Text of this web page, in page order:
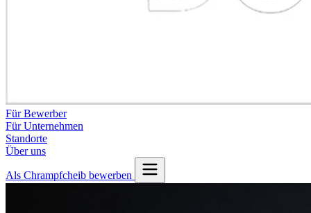
Für Bewerber
Für Unternehmen
Standorte
Über uns
Als Chrampfcheib bewerben